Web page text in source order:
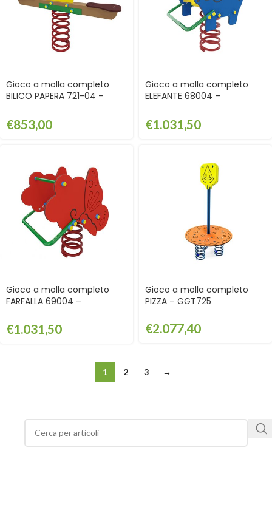
Gioco a molla completo
BILICO PAPERA 721-04 –
€853,00
Gioco a molla completo
ELEFANTE 68004 –
€1.031,50
Gioco a molla completo
FARFALLA 69004 –
€1.031,50
Gioco a molla completo
PIZZA – GGT725
€2.077,40
1 2 3 →